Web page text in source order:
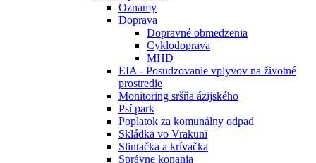
Oznamy
Doprava
Dopravné obmedzenia
Cyklodoprava
MHD
EIA - Posudzovanie vplyvov na životné
prostredie
Monitoring sršňa ázijského
Psí park
Poplatok za komunálny odpad
Skládka vo Vrakuni
Slintačka a krívačka
Správne konania